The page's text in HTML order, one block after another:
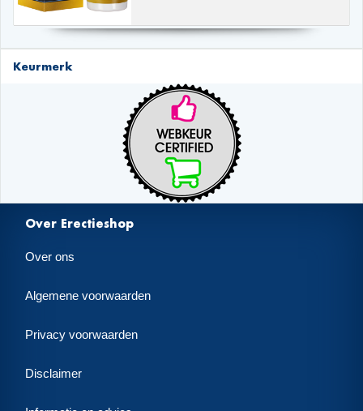
Keurmerk
Over Erectieshop
Over ons
Algemene voorwaarden
Privacy voorwaarden
Disclaimer